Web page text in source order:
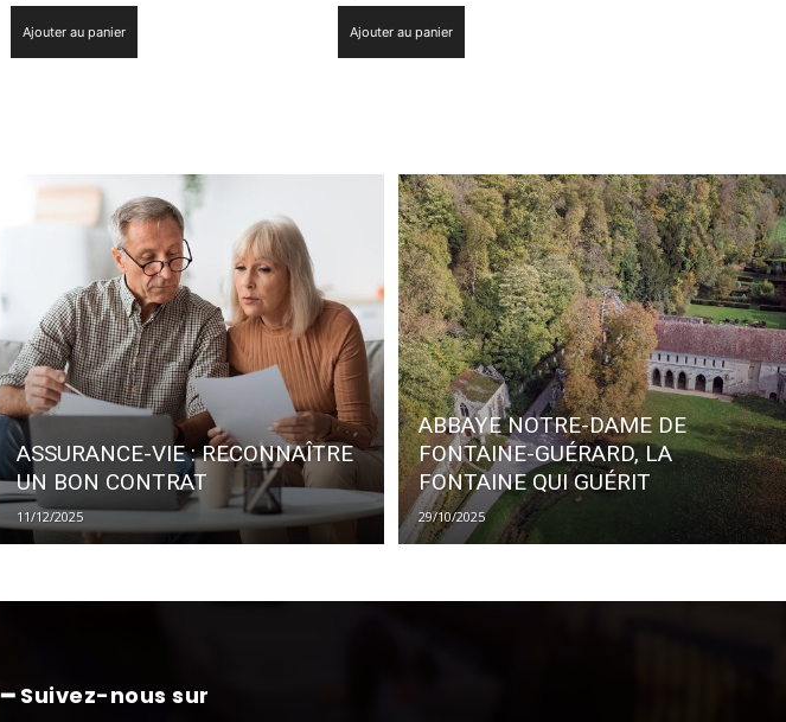
Ajouter au panier Ajouter au panier
ASSURANCE-VIE : RECONNAÎTRE
UN BON CONTRAT
11/12/2025
ABBAYE NOTRE-DAME DE
FONTAINE-GUÉRARD, LA
FONTAINE QUI GUÉRIT
29/10/2025
━ Suivez-nous sur